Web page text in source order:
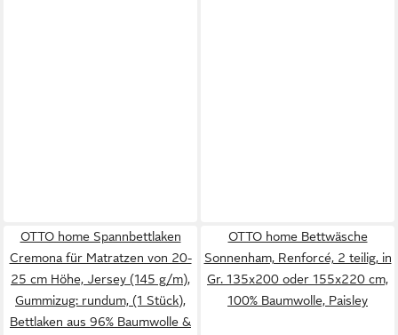
OTTO home Spannbettlaken
Cremona für Matratzen von 20-
25 cm Höhe, Jersey (145 g/m),
Gummizug: rundum, (1 Stück),
Bettlaken aus 96% Baumwolle &
OTTO home Bettwäsche
Sonnenham, Renforcé, 2 teilig, in
Gr. 135x200 oder 155x220 cm,
100% Baumwolle, Paisley